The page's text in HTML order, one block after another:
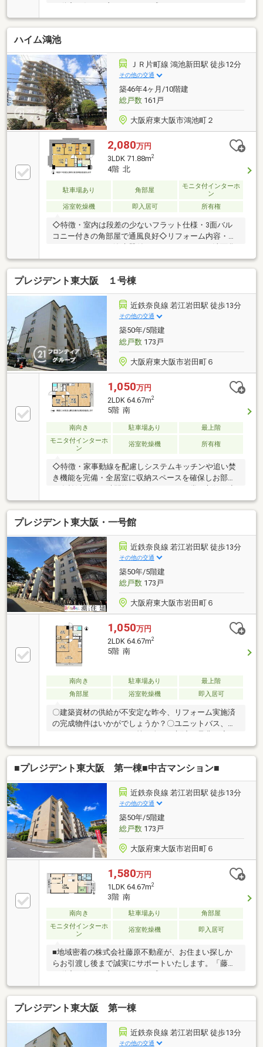
一人ひとりのお客様に寄り添ったご提案を心掛けてい
ます。■住宅ローン相談無料！提携金融機関多数。お
借入れやお車のローンなどがある方も、おまとめロー
ンを含め最適な資金計画をご提案いたします。■住宅
購入・住み替え・売却までワンストップで対応。資金
計画や住宅ローンに不安のある方、他社で審査が難し
かった方もお気軽にご相談ください。無理のない返済
計画を一緒に考え、安心して新生活を迎えられるよう
全力でサポートいたします。
ハイム鴻池
ＪＲ片町線 鴻池新田駅 徒歩12分
その他の交通
築46年4ヶ月/10階建
総戸数161戸
大阪府東大阪市鴻池町２
2,080万円
3LDK 71.88m2
4階 北
駐車場あり 角部屋
モニタ付インターホ
ン
浴室乾燥機
即入居可 所有権
◇特徴・室内は段差の少ないフラット仕様・3面バル
コニー付きの角部屋で通風良好◇リフォーム内容・シ
粧台、温水洗浄便座付トイレ交換・全居室フローリン
グ、全壁クロス張替・全建具、ガス給湯器交換◇立
地・東大阪市立鴻池東小学校まで徒歩約8分・東大阪
市立盾津中学校まで徒歩約22分◆◇弊社が選ばれる理
由◆◇１．お金の扱い方のプロ、ファイナンシャルプ
ランナーが資金計画をサポート！２．買い替えなどに
も対応できる売却専門チームあり！３．たくさんの銀
行と繋がりがあるため、最も低金利になるように審査
が可能！お気軽にお問合せください！
プレジデント東大阪 １号棟
近鉄奈良線 若江岩田駅 徒歩13分
その他の交通
築50年/5階建
総戸数173戸
大阪府東大阪市岩田町６
1,050万円
2LDK 64.67m2
5階 南
南向き 駐車場あり
最上階
モニタ付インターホ
ン
浴室乾燥機 所有権
◇特徴・家事動線を配慮しシステムキッチンや追い焚
き機能を完備・全居室に収納スペースを確保しお部屋
を有効活用・24時間換気システムにより常に新鮮な空
気を循環・東大阪市立岩田こども園まで徒歩約3分と
子育て世帯にも安心の環境◇フルリフォーム物件◇立
地・東大阪市立岩田西小学校まで徒歩約4分・東大阪
市立玉川中学校まで徒歩約17分◆◇弊社が選ばれる理
由◆◇１．お金の扱い方のプロ、ファイナンシャルプ
ランナーが資金計画をサポート！２．買い替えなどに
も対応できる売却専門チームあり！３．たくさんの銀
行と繋がりがあるため、最も低金利になるように審査
が可能！お気軽にお問合せください！
プレジデント東大阪・一号館
近鉄奈良線 若江岩田駅 徒歩13分
その他の交通
築50年/5階建
総戸数173戸
大阪府東大阪市岩田町６
1,050万円
2LDK 64.67m2
5階 南
南向き 駐車場あり
最上階
角部屋
浴室乾燥機 即入居可
〇建築資材の供給が不安定な昨今、リフォーム実施済
の完成物件はいかがでしょうか？〇ユニットバス、シ
ステムキッチン、トイレ等も全て一新済！是非一度ご
内見頂きたいおすすめ物物件です。〇近鉄奈良線、け
いはんな線が利用OK！お勤め先や通学先にも柔軟に対
応！〇現在「管理費」「修繕積立金」の合計額が
「15800円」。他マンションと比較してマンション保
有時の維持費用が抑えめな価格設定です。～住宅ロー
ン・月々のお支払い例～期間35年、金利0.9％（変動金
利）、頭金無し、本体価格「1050万円」概算諸費用
「150万円」+計「1200万円」をお借入の場合⇒『月々
のお支払い＝33317円！』
■プレジデント東大阪 第一棟■中古マンション■
近鉄奈良線 若江岩田駅 徒歩13分
その他の交通
築50年/5階建
総戸数173戸
大阪府東大阪市岩田町６
1,580万円
1LDK 64.67m2
3階 南
南向き 駐車場あり
角部屋
モニタ付インターホ
ン
浴室乾燥機 即入居可
■地域密着の株式会社藤原不動産が、お住まい探しか
らお引渡し後まで誠実にサポートいたします。「藤原
一人ひとりのお客様に寄り添ったご提案を心掛けてい
ます。■住宅ローン相談無料！提携金融機関多数。お
借入れやお車のローンなどがある方も、おまとめロー
ンを含め最適な資金計画をご提案いたします。■住宅
購入・住み替え・売却までワンストップで対応。資金
計画や住宅ローンに不安のある方、他社で審査が難し
プレジデント東大阪 第一棟
近鉄奈良線 若江岩田駅 徒歩13分
その他の交通